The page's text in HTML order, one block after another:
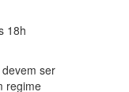
18h
ser
regime